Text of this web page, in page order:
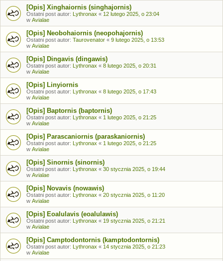
[Opis] Xinghaiornis (singhajornis)
Ostatni post autor: Lythronax « 12 lutego 2025, o 23:04
w Avialae
[Opis] Neobohaiornis (neopohajornis)
Ostatni post autor: Taurovenator « 9 lutego 2025, o 13:53
w Avialae
[Opis] Dingavis (dingawis)
Ostatni post autor: Lythronax « 8 lutego 2025, o 20:31
w Avialae
[Opis] Linyiornis
Ostatni post autor: Lythronax « 8 lutego 2025, o 17:43
w Avialae
[Opis] Baptornis (baptornis)
Ostatni post autor: Lythronax « 1 lutego 2025, o 21:25
w Avialae
[Opis] Parascaniornis (paraskaniornis)
Ostatni post autor: Lythronax « 1 lutego 2025, o 21:25
w Avialae
[Opis] Sinornis (sinornis)
Ostatni post autor: Lythronax « 30 stycznia 2025, o 19:44
w Avialae
[Opis] Novavis (nowawis)
Ostatni post autor: Lythronax « 20 stycznia 2025, o 11:20
w Avialae
[Opis] Eoalulavis (eoalulawis)
Ostatni post autor: Lythronax « 19 stycznia 2025, o 21:21
w Avialae
[Opis] Camptodontornis (kamptodontornis)
Ostatni post autor: Lythronax « 14 stycznia 2025, o 21:23
w Avialae